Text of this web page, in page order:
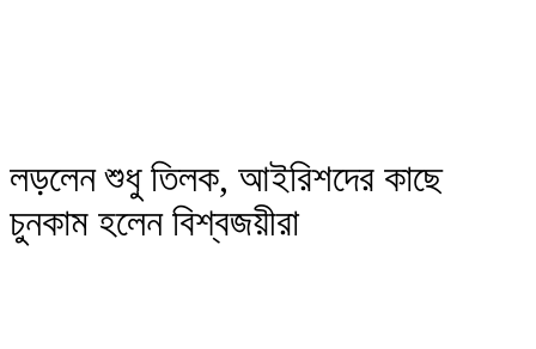
লড়লেন শুধু তিলক, আইরিশদের কাছে
চুনকাম হলেন বিশ্বজয়ীরা